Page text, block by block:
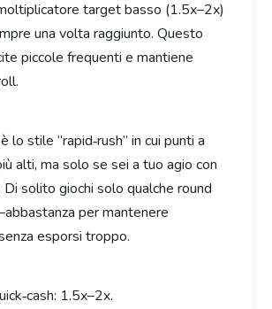
target basso (1.5x–2x)
una volta raggiunto. Questo
piccole frequenti e mantiene
lo stile “rapid‑rush” in cui punti a
alti, ma solo se sei a tuo agio con
solito giochi solo qualche round
per mantenere
esporsi troppo.
1.5x–2x.